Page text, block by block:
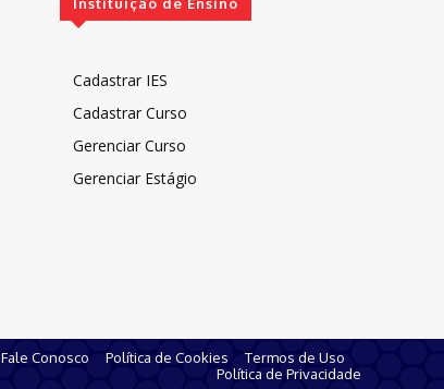
Cadastrar IES
Cadastrar Curso
Gerenciar Curso
Gerenciar Estágio
Fale Conosco Política de Cookies
Termos de Uso
Política de Privacidade